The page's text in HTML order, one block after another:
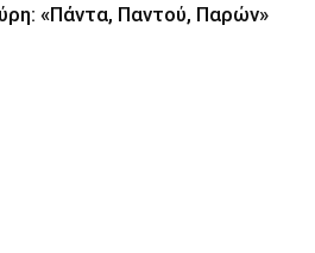
«Πάντα, Παντού, Παρών»